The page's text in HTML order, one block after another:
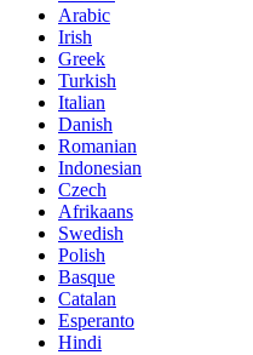
Arabic
Irish
Greek
Turkish
Italian
Danish
Romanian
Indonesian
Czech
Afrikaans
Swedish
Polish
Basque
Catalan
Esperanto
Hindi